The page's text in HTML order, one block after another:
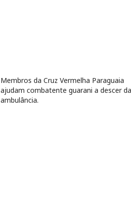
Membros da Cruz Vermelha Paraguaia
ajudam combatente guarani a descer da
ambulância.